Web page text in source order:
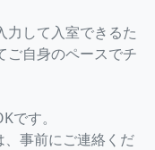
力して入室できるた
ご自身のペースでチ
です。
事前にご連絡くだ